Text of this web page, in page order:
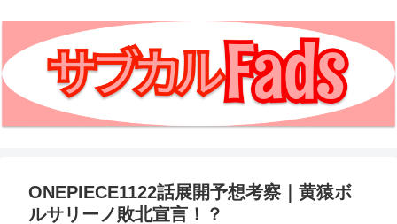
ONEPIECE1122話展開予想考察｜黄猿ボ
ルサリーノ敗北宣言！？